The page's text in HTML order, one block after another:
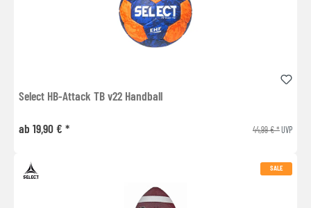
Select HB-Attack TB v22 Handball
ab 19,90 € * 44,99 € *UVP
SALE